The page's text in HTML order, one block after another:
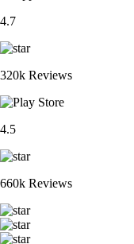
4.7
320k Reviews
4.5
660k Reviews